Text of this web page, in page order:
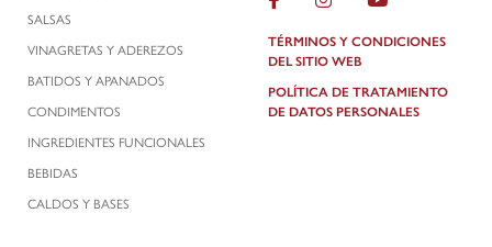
SALSAS
VINAGRETAS Y ADEREZOS
BATIDOS Y APANADOS
CONDIMENTOS
INGREDIENTES FUNCIONALES
BEBIDAS
CALDOS Y BASES
TÉRMINOS Y CONDICIONES
DEL SITIO WEB
POLÍTICA DE TRATAMIENTO
DE DATOS PERSONALES